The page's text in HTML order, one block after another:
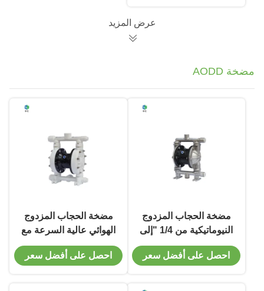
عرض المزيد
مضخة AODD
مضخة الحجاب المزدوج
النيوماتيكية من 1/4 "إلى
3" حجم الميناء 2" مع
اتصال متداخل
احصل على أفضل سعر
مضخة الحجاب المزدوج
الهوائي عالية السرعة مع
PVDF
احصل على أفضل سعر